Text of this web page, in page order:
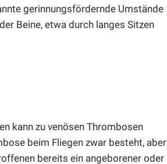
gerinnungsfördernde Umstände
Beine, etwa durch langes Sitzen
kann zu venösen Thrombosen
beim Fliegen zwar besteht, aber
bereits ein angeborener oder